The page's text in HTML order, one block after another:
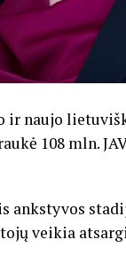
ir naujo
108 mln.
ankstyvos
veikia